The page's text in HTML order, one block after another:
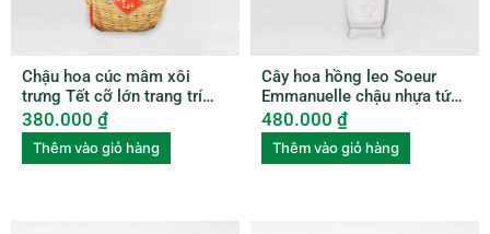
Chậu hoa cúc mâm xôi
trưng Tết cỡ lớn trang trí
xọt tre HCMX001
380.000 ₫
Thêm vào giỏ hàng
Cây hoa hồng leo Soeur
Emmanuelle chậu nhựa tứ
quý ROSE002
480.000 ₫
Thêm vào giỏ hàng